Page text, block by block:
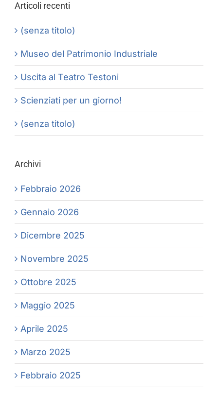
Articoli recenti
(senza titolo)
Museo del Patrimonio Industriale
Uscita al Teatro Testoni
Scienziati per un giorno!
(senza titolo)
Archivi
Febbraio 2026
Gennaio 2026
Dicembre 2025
Novembre 2025
Ottobre 2025
Maggio 2025
Aprile 2025
Marzo 2025
Febbraio 2025